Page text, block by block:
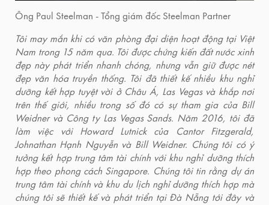
Ông Paul Steelman - Tổng giám đốc Steelman Partner
Tôi may mắn khi có văn phòng đại diện hoạt động tại Việt
Nam trong 15 năm qua. Tôi được chứng kiến đất nước xinh
đẹp này phát triển nhanh chóng, nhưng vẫn giữ được nét
đẹp văn hóa truyền thống. Tôi đã thiết kế nhiều khu nghỉ
dưỡng kết hợp tuyệt vời ở Châu Á, Las Vegas và khắp nơi
trên thế giới, nhiều trong số đó có sự tham gia của Bill
Weidner và Công ty Las Vegas Sands. Năm 2016, tôi đã
làm việc với Howard Lutnick của Cantor Fitzgerald,
Johnathan Hạnh Nguyễn và Bill Weidner. Chúng tôi có ý
tưởng kết hợp trung tâm tài chính với khu nghỉ dưỡng thích
hợp theo phong cách Singapore. Chúng tôi tin rằng dự án
trung tâm tài chính và khu du lịch nghỉ dưỡng thích hợp mà
chúng tôi sẽ thiết kế và phát triển tại Đà Nẵng tới đây và